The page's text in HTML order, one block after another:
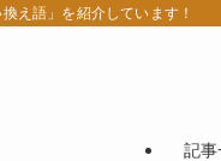
え語」を紹介しています！
記事